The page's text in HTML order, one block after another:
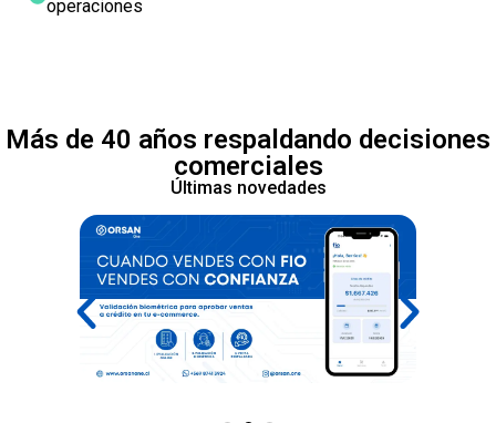
Historial y trazabilidad de
Más de 40 años respaldando decisiones
comerciales